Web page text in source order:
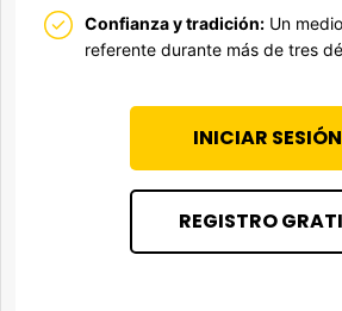
Confianza y tradición: Un
referente durante más de tres
INICIAR SESIÓN
REGISTRO